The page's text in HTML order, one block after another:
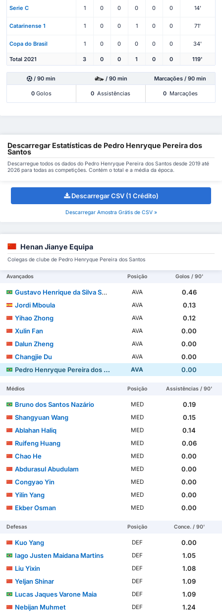
Serie C 1 0 0 0 0 0 14'
Catarinense 1 1 0 0 1 0 0 71'
Copa do Brasil 1 0 0 0 0 0 34'
Total 2021 3 0 0 1 0 0 119'
/ 90 min / 90 min Marcações / 90 min
0Golos 0 Assistências 0 Marcações
Descarregar Estatísticas de Pedro Henryque Pereira dos
Santos
Descarregue todos os dados do Pedro Henryque Pereira dos Santos desde 2019 até
2026 para todas as competições. Contém o total e a média da época.
Descarregar CSV (1 Crédito)
Descarregar Amostra Grátis de CSV »
Henan Jianye Equipa
Colegas de clube de Pedro Henryque Pereira dos Santos
Avançados Posição Golos / 90'
Gustavo Henrique da Silva Sousa AVA
0.46
Jordi Mboula
AVA
0.13
Yihao Zhong
AVA
0.12
Xulin Fan
AVA
0.00
Dalun Zheng
AVA
0.00
Changjie Du
AVA
0.00
Pedro Henryque Pereira dos Santos
AVA 0.00
Médios Posição Assistências / 90'
Bruno dos Santos Nazário MED
0.19
Shangyuan Wang
MED
0.15
Ablahan Haliq
MED
0.14
Ruifeng Huang
MED
0.06
Chao He
MED
0.00
Abdurasul Abudulam
MED
0.00
Congyao Yin
MED
0.00
Yilin Yang
MED
0.00
Ekber Osman
MED 0.00
Defesas Posição Conce. / 90'
Kuo Yang DEF
0.00
Iago Justen Maidana Martins
DEF
1.05
Liu Yixin
DEF
1.08
Yeljan Shinar
DEF
1.09
Lucas Jaques Varone Maia
DEF
1.09
Nebijan Muhmet
DEF
1.24